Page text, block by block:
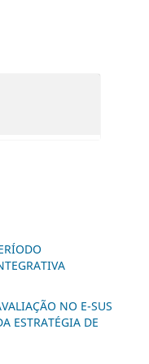
NO E-SUS
ESTRATÉGIA DE